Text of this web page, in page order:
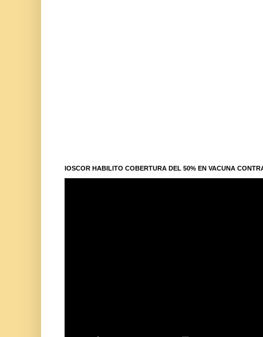
IOSCOR HABILITO COBERTURA DEL 50% EN VACUNA